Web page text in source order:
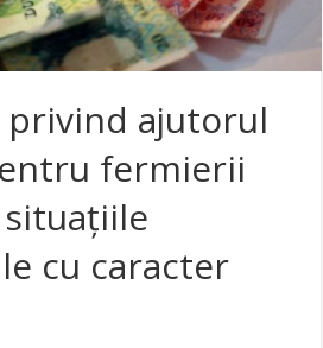
privind ajutorul
fermierii
cu caracter